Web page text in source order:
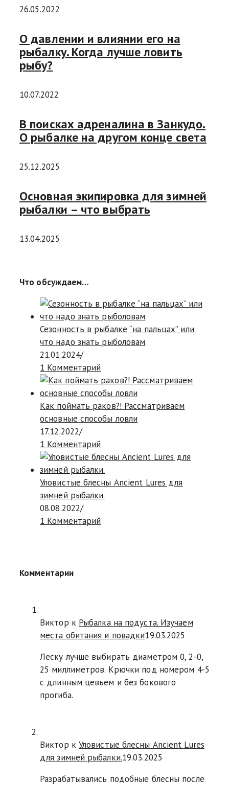
26.05.2022
О давлении и влиянии его на
рыбалку. Когда лучше ловить
рыбу?
10.07.2022
В поисках адреналина в Занкудо.
О рыбалке на другом конце света
25.12.2025
Основная экипировка для зимней
рыбалки – что выбрать
13.04.2025
Что обсуждаем…
Сезонность в рыбалке “на пальцах” или
что надо знать рыболовам
21.01.2024/
1 Комментарий
Как поймать раков?! Рассматриваем
основные способы ловли
17.12.2022/
1 Комментарий
Уловистые блесны Ancient Lures для
зимней рыбалки.
08.08.2022/
1 Комментарий
Комментарии
Виктор к Рыбалка на подуста. Изучаем
места обитания и повадки19.03.2025
Леску лучше выбирать диаметром 0, 2-0,
25 миллиметров. Крючки под номером 4-5
с длинным цевьем и без бокового
прогиба.
Виктор к Уловистые блесны Ancient Lures
для зимней рыбалки.19.03.2025
Разрабатывались подобные блесны после